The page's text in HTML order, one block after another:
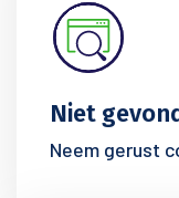
Niet
Neem gerust